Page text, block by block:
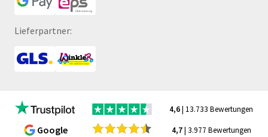
Lieferpartner:
4,6| 13.733 Bewertungen
Google 4,7| 3.977 Bewertungen